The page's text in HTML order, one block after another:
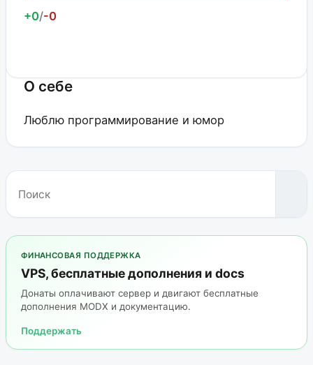
+0/-0
О себе
Люблю программирование и юмор
ФИНАНСОВАЯ ПОДДЕРЖКА
VPS, бесплатные дополнения и docs
Донаты оплачивают сервер и двигают бесплатные
дополнения MODX и документацию.
Поддержать